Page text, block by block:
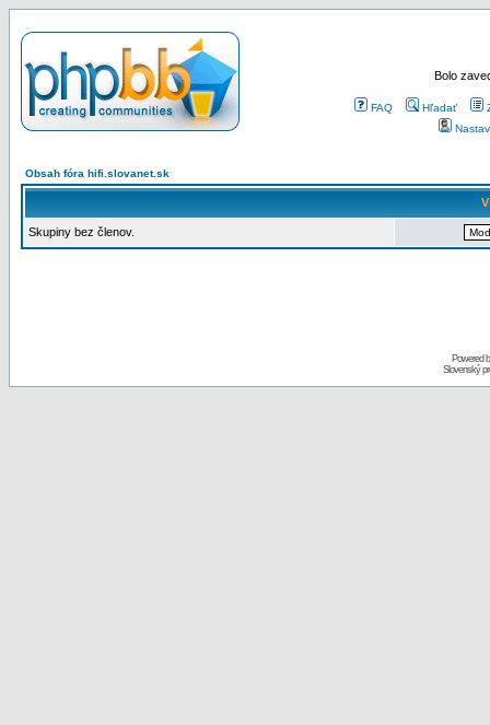
Bolo
FAQ Hľadať
Obsah fóra hifi.slovanet.sk
Skupiny bez členov.
Powered
Slovenský